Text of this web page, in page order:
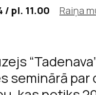
/ pl. 11.00 Raiņa
seminārā